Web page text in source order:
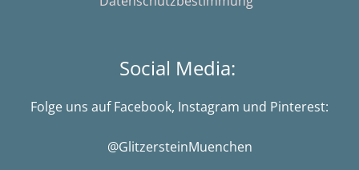
Social Media:
Folge uns auf Facebook, Instagram und Pinterest:
@GlitzersteinMuenchen